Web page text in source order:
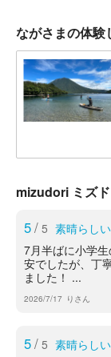
ながさまの体験
mizudori ミズ
5/ 5 素晴らしい
7月半ばに小学
安でしたが、丁
ました！ ...
2026/7/17 りさん
5/ 5 素晴らしい